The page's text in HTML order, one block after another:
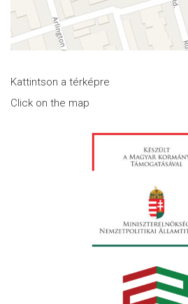
Kattintson a térképre
Click on the map